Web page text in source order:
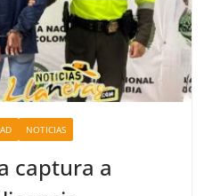
NOTICIAS
captura a